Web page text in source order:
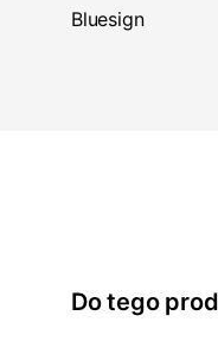
Bluesign
Do tego